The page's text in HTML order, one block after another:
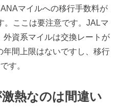
マイルへの移行手数料が
。ここは要注意です。JALマ
外資系マイルは交換レートが
間上限はないですし、移行
す。
熱なのは間違い